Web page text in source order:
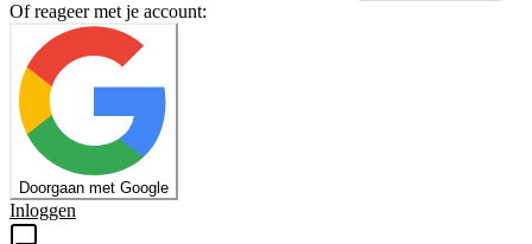
Of reageer met je account:
Doorgaan met Google
Inloggen